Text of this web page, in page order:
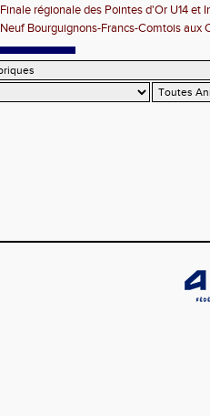
Finale régionale des Pointes d'Or U14 et
Neuf Bourguignons-Francs-Comtois aux